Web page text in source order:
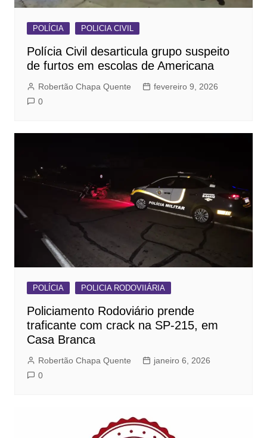
POLÍCIA POLICIA CIVIL
Polícia Civil desarticula grupo suspeito
de furtos em escolas de Americana
Robertão Chapa Quente
fevereiro 9, 2026
0
POLÍCIA POLICIA RODOVIIÁRIA
Policiamento Rodoviário prende
traficante com crack na SP-215, em
Casa Branca
Robertão Chapa Quente
janeiro 6, 2026
0